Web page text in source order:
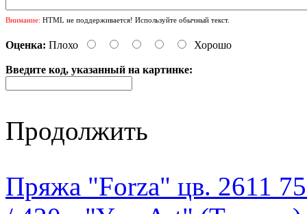
Внимание: HTML не поддерживается! Используйте обычный текст.
Оценка: Плохо Хорошо
Введите код, указанный на картинке:
Продолжить
Пряжа "Forza" цв. 2611